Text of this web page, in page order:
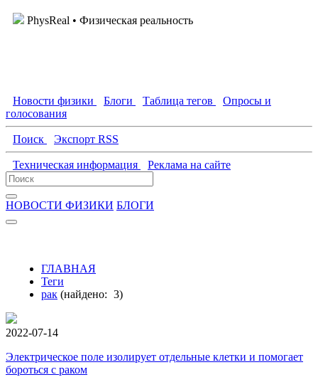
PhysReal • Физическая реальность
Новости физики Блоги Таблица тегов
Опросы и
голосования
Поиск Экспорт RSS
Техническая информация Реклама на сайте
НОВОСТИ ФИЗИКИ БЛОГИ
ГЛАВНАЯ
Теги
рак (найдено: 3)
2022-07-14
Электрическое поле изолирует отдельные клетки и помогает
бороться с раком